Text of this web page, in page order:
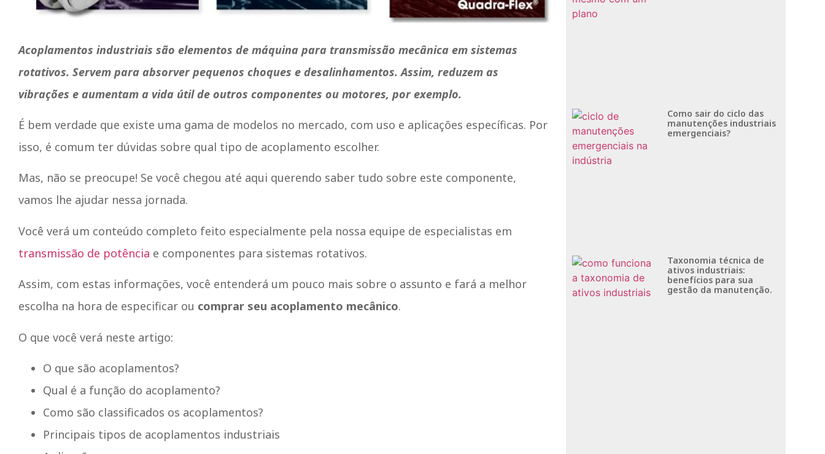
Acoplamentos industriais são elementos de máquina para transmissão mecânica em sistemas
rotativos. Servem para absorver pequenos choques e desalinhamentos. Assim, reduzem as
vibrações e aumentam a vida útil de outros componentes ou motores, por exemplo.
É bem verdade que existe uma gama de modelos no mercado, com uso e aplicações específicas. Por
isso, é comum ter dúvidas sobre qual tipo de acoplamento escolher.
Mas, não se preocupe! Se você chegou até aqui querendo saber tudo sobre este componente,
vamos lhe ajudar nessa jornada.
Você verá um conteúdo completo feito especialmente pela nossa equipe de especialistas em
transmissão de potência e componentes para sistemas rotativos.
Assim, com estas informações, você entenderá um pouco mais sobre o assunto e fará a melhor
escolha na hora de especificar ou comprar seu acoplamento mecânico.
O que você verá neste artigo:
O que são acoplamentos?
Qual é a função do acoplamento?
Como são classificados os acoplamentos?
Principais tipos de acoplamentos industriais
Como sair do ciclo das
manutenções industriais
emergenciais?
Taxonomia técnica de
ativos industriais:
benefícios para sua
gestão da manutenção.